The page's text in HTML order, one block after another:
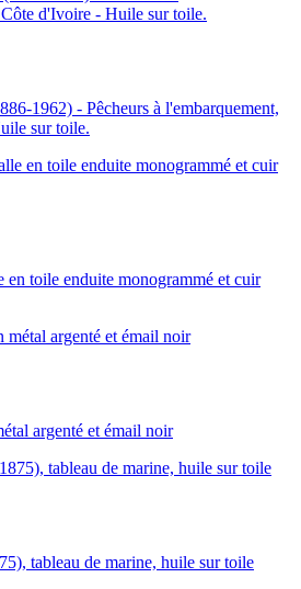
1962) - Pêcheurs à l'embarquement,
sur toile.
toile enduite monogrammé et cuir
argenté et émail noir
tableau de marine, huile sur toile